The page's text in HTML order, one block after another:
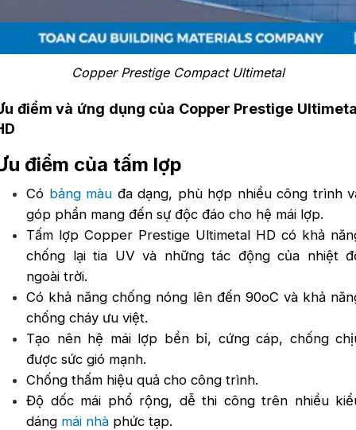
Copper Prestige Compact Ultimetal
điểm và ứng dụng của Copper Prestige
điểm của tấm lợp
Có bảng màu đa dạng, phù hợp nhiều công trình
góp phần mang đến sự độc đáo cho hệ mái lợp.
Tấm lợp Copper Prestige Ultimetal HD có khả
chống lại tia UV và những tác động của nhiệt
ngoài trời.
Có khả năng chống nóng lên đến 90oC và khả
chống cháy ưu việt.
Tạo nên hệ mái lợp bền bỉ, cứng cáp, chống
được sức gió mạnh.
Chống thấm hiệu quả cho công trình.
Độ dốc mái phổ rộng, dễ thi công trên nhiều
dáng mái nhà phức tạp.